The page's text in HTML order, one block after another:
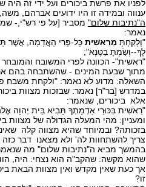
לפניו את פרשת ביכורים ועל ידי זה
ענווה ובמידה זו היו ידועים אברהם,
ה"נתיבות שלום" מסביר [על פי רש"י,-
נאמר:
"וְלָקַחְתָּ מֵרֵאשִׁית כָּל-פְּרִי הָאֲדָמָה, אֲשֶׁר
לָךְ--וְשַׂמְתָּ בַטֶּנֶא";
"ראשית"- הכוונה לפרי המשובח והמובחר
מתוך שבעת המינים - שהשתבחה בהם
השאלה: מדוע לא נאמר: "ולקחת משבח
במדרש [בר"ר] נאמר: שבזכות מצוות
אלא ביכורים, שנאמר:
"רֵאשִׁית בִּכּוּרֵי אַדְמָתְךָ תָּבִיא בֵּית יְהוָה
ומעניין: מהי המעלה הגדולה של מצוות
בזכותה? ובמיוחד שהיא מצווה קלה
צריך להשתחוות לה' ולא מצאנו דבר
בהמשך מביא ה"נתיבות שלום" מה
שהוא מקשה: שהקב"ה הוא נצחי: היה,
אך כעת שאין מקדש ואין מצוות הבאת
זו?